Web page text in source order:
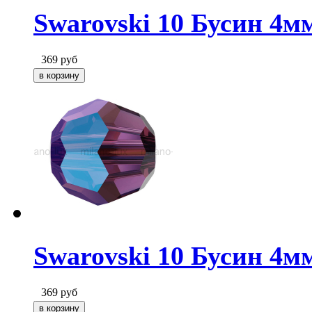
Swarovski 10 Бусин
369 руб
Swarovski 10 Бусин
369 руб